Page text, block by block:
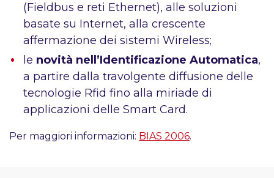
(Fieldbus e reti Ethernet), alle soluzioni
basate su Internet, alla crescente
affermazione dei sistemi Wireless;
le novità nell’Identificazione Automatica,
a partire dalla travolgente diffusione delle
tecnologie Rfid fino alla miriade di
applicazioni delle Smart Card.
Per maggiori informazioni: BIAS 2006.